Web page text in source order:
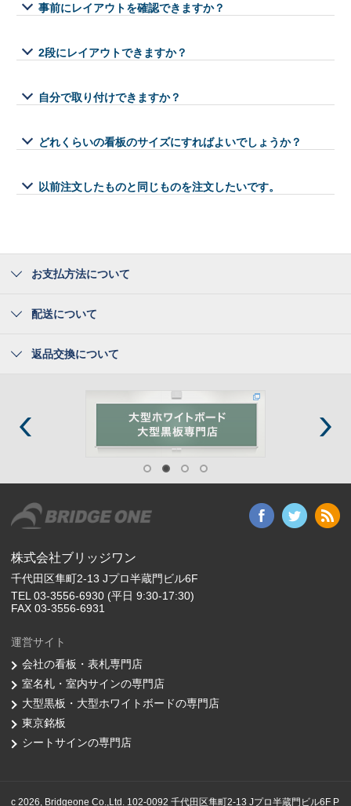
事前にレイアウトを確認できますか？
2段にレイアウトできますか？
自分で取り付けできますか？
どれくらいの看板のサイズにすればよいでしょうか？
以前注文したものと同じものを注文したいです。
お支払方法について
配送について
返品交換について
株式会社ブリッジワン
千代田区隼町2-13 Jプロ半蔵門ビル6F
TEL 03-3556-6930 (平日 9:30-17:30)
FAX 03-3556-6931
運営サイト
会社の看板・表札専門店
室名札・室内サインの専門店
大型黒板・大型ホワイトボードの専門店
東京銘板
シートサインの専門店
c 2026, Bridgeone Co.,Ltd. 102-0092 千代田区隼町2-13 Jプロ半蔵門ビル6F P